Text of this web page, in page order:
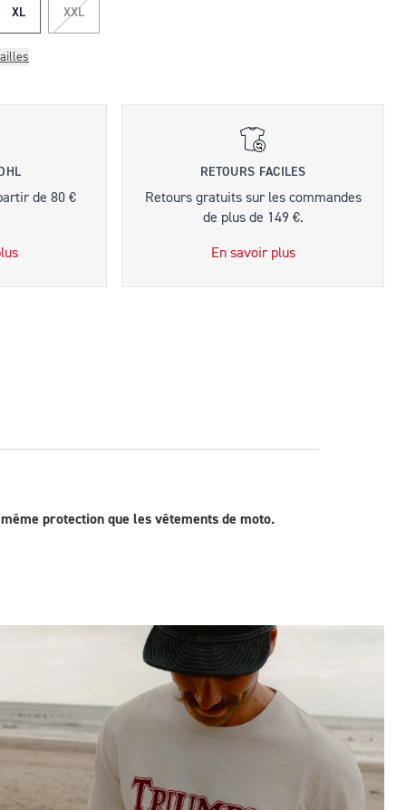
XL XXL
de 80 €
RETOURS FACILES
Retours gratuits sur les commandes
de plus de 149 €.
En savoir plus
protection que les vêtements de moto.